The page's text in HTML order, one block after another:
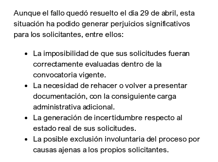
Aunque el fallo quedó resuelto el día 29 de abril, esta
situación ha podido generar perjuicios significativos
para los solicitantes, entre ellos:
La imposibilidad de que sus solicitudes fueran
correctamente evaluadas dentro de la
convocatoria vigente.
La necesidad de rehacer o volver a presentar
documentación, con la consiguiente carga
administrativa adicional.
La generación de incertidumbre respecto al
estado real de sus solicitudes.
La posible exclusión involuntaria del proceso por
causas ajenas a los propios solicitantes.